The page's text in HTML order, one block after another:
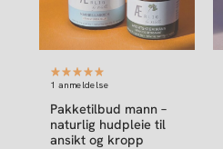
1 anmeldelse
Pakketilbud mann –
naturlig hudpleie til
ansikt og kropp